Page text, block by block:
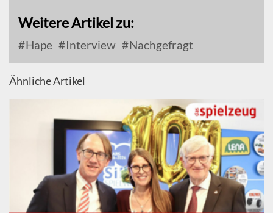
Weitere Artikel zu:
Hape Interview Nachgefragt
Ähnliche Artikel